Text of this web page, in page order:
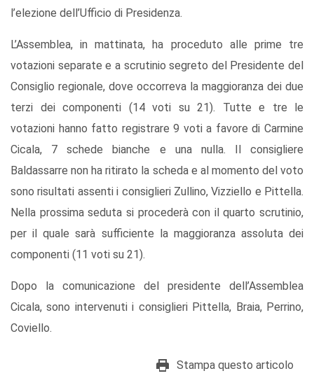
l’elezione dell’Ufficio di Presidenza.
L’Assemblea, in mattinata, ha proceduto alle prime tre
votazioni separate e a scrutinio segreto del Presidente del
Consiglio regionale, dove occorreva la maggioranza dei due
terzi dei componenti (14 voti su 21). Tutte e tre le
votazioni hanno fatto registrare 9 voti a favore di Carmine
Cicala, 7 schede bianche e una nulla. Il consigliere
Baldassarre non ha ritirato la scheda e al momento del voto
sono risultati assenti i consiglieri Zullino, Vizziello e Pittella.
Nella prossima seduta si procederà con il quarto scrutinio,
per il quale sarà sufficiente la maggioranza assoluta dei
componenti (11 voti su 21).
Dopo la comunicazione del presidente dell’Assemblea
Cicala, sono intervenuti i consiglieri Pittella, Braia, Perrino,
Coviello.
Stampa questo articolo